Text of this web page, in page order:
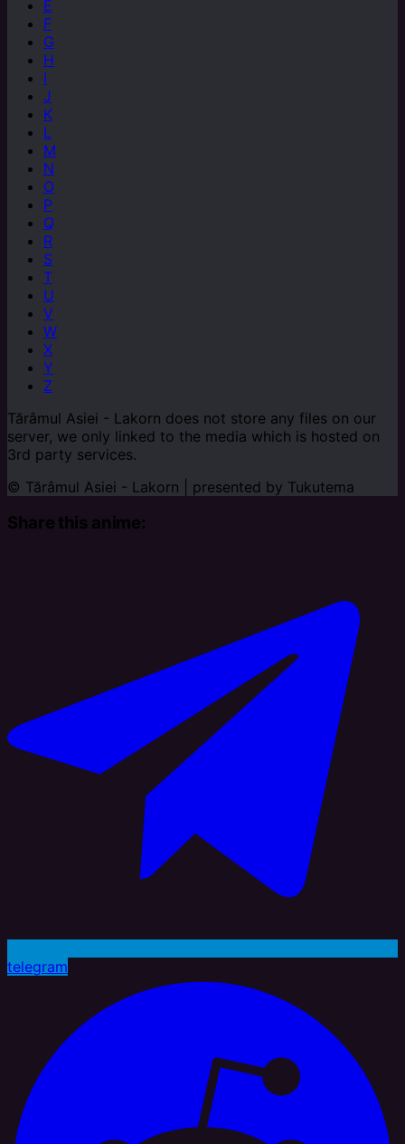
E
F
G
H
I
J
K
L
M
N
O
P
Q
R
S
T
U
V
W
X
Y
Z
Tărâmul Asiei - Lakorn does not store any files on our
server, we only linked to the media which is hosted on
3rd party services.
© Tărâmul Asiei - Lakorn | presented by Tukutema
Share this anime:
telegram